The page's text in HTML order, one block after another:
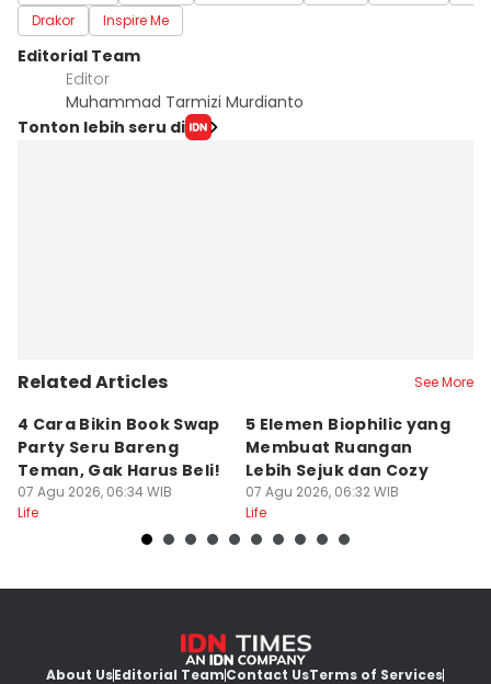
Drakor
Inspire Me
Editorial Team
Editor
Muhammad Tarmizi Murdianto
Tonton lebih seru di
Related Articles See More
4 Cara Bikin Book Swap
Party Seru Bareng
Teman, Gak Harus Beli!
07 Agu 2026, 06:34 WIB
Life
5 Elemen Biophilic yang
Membuat Ruangan
Lebih Sejuk dan Cozy
07 Agu 2026, 06:32 WIB
Life
About UsEditorial TeamContact UsTerms of Services